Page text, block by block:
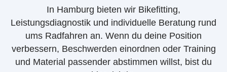
In Hamburg bieten wir Bikefitting,
Leistungsdiagnostik und individuelle Beratung rund
ums Radfahren an. Wenn du deine Position
verbessern, Beschwerden einordnen oder Training
und Material passender abstimmen willst, bist du